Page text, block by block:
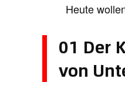
Heute
01 Der
von